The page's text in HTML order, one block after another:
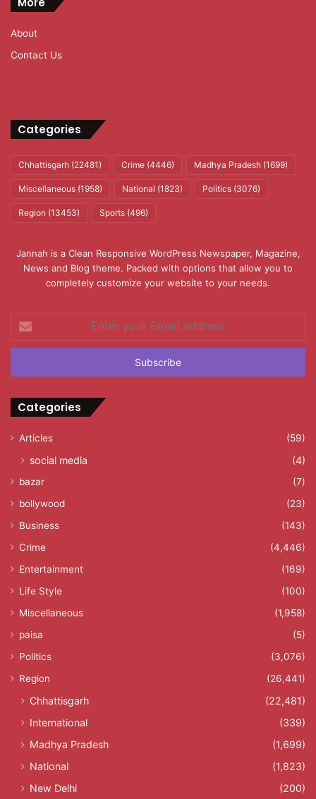
About
Contact Us
Categories
Chhattisgarh (22481) Crime (4446) Madhya Pradesh (1699)
Miscellaneous (1958) National (1823) Politics (3076)
Region (13453) Sports (496)
Jannah is a Clean Responsive WordPress Newspaper, Magazine,
News and Blog theme. Packed with options that allow you to
completely customize your website to your needs.
your
Email
Categories
Articles (59)
social media (4)
bazar
(7)
bollywood
(23)
Business
(143)
Crime
(4,446)
Entertainment
(169)
Life Style
(100)
Miscellaneous
(1,958)
paisa
(5)
Politics
(3,076)
Region
(26,441)
Chhattisgarh
(22,481)
International
(339)
Madhya Pradesh
(1,699)
National
(1,823)
New Delhi
(200)